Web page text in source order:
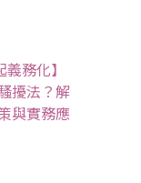
務化】
擾法？解
與實務應